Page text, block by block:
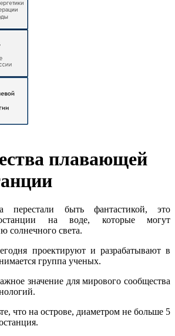
плавающей
перестали быть фантастикой, это
на воде, которые могут
солнечного света.
проектируют и разрабатывают в
группа ученых.
значение для мирового сообщества
что на острове, диаметром не больше 5